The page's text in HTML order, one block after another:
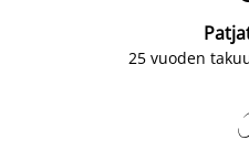
25 vuoden